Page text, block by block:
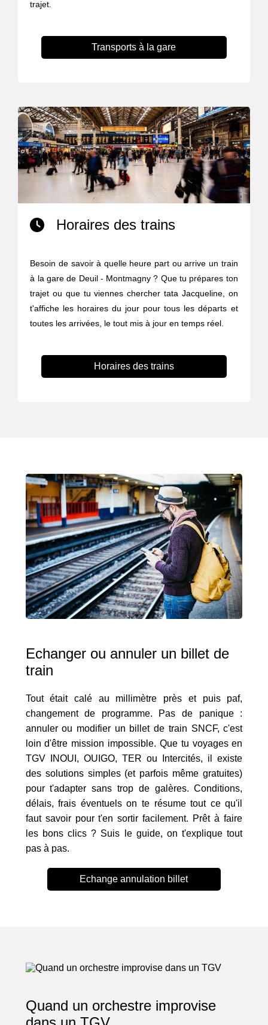
trajet.
Transports à la gare
Horaires des trains
Besoin de savoir à quelle heure part ou arrive un train
à la gare de Deuil - Montmagny ? Que tu prépares ton
trajet ou que tu viennes chercher tata Jacqueline, on
t'affiche les horaires du jour pour tous les départs et
toutes les arrivées, le tout mis à jour en temps réel.
Horaires des trains
Echanger ou annuler un billet de
train
Tout était calé au millimètre près et puis paf,
changement de programme. Pas de panique :
annuler ou modifier un billet de train SNCF, c'est
loin d'être mission impossible. Que tu voyages en
TGV INOUI, OUIGO, TER ou Intercités, il existe
des solutions simples (et parfois même gratuites)
pour t'adapter sans trop de galères. Conditions,
délais, frais éventuels on te résume tout ce qu'il
faut savoir pour t'en sortir facilement. Prêt à faire
les bons clics ? Suis le guide, on t'explique tout
pas à pas.
Echange annulation billet
Quand un orchestre improvise